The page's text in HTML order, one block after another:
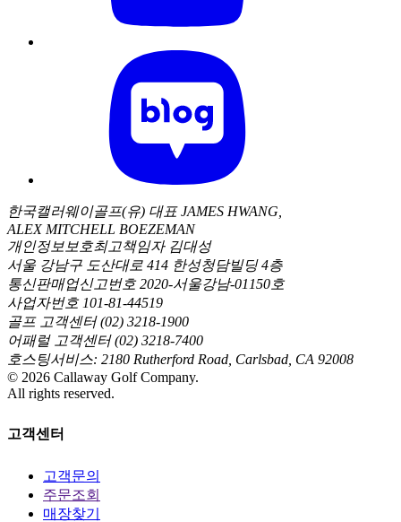
한국캘러웨이골프(유) 대표 JAMES HWANG,
ALEX MITCHELL BOEZEMAN
개인정보보호최고책임자 김대성
서울 강남구 도산대로 414 한성청담빌딩 4층
통신판매업신고번호 2020-서울강남-01150호
사업자번호 101-81-44519
골프 고객센터 (02) 3218-1900
어패럴 고객센터 (02) 3218-7400
호스팅서비스: 2180 Rutherford Road, Carlsbad, CA 92008
© 2026 Callaway Golf Company.
All rights reserved.
고객센터
고객문의
주문조회
매장찾기